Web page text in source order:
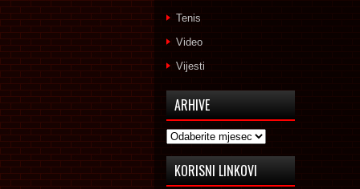
Tenis
Video
Vijesti
ARHIVE
Arhive
KORISNI LINKOVI